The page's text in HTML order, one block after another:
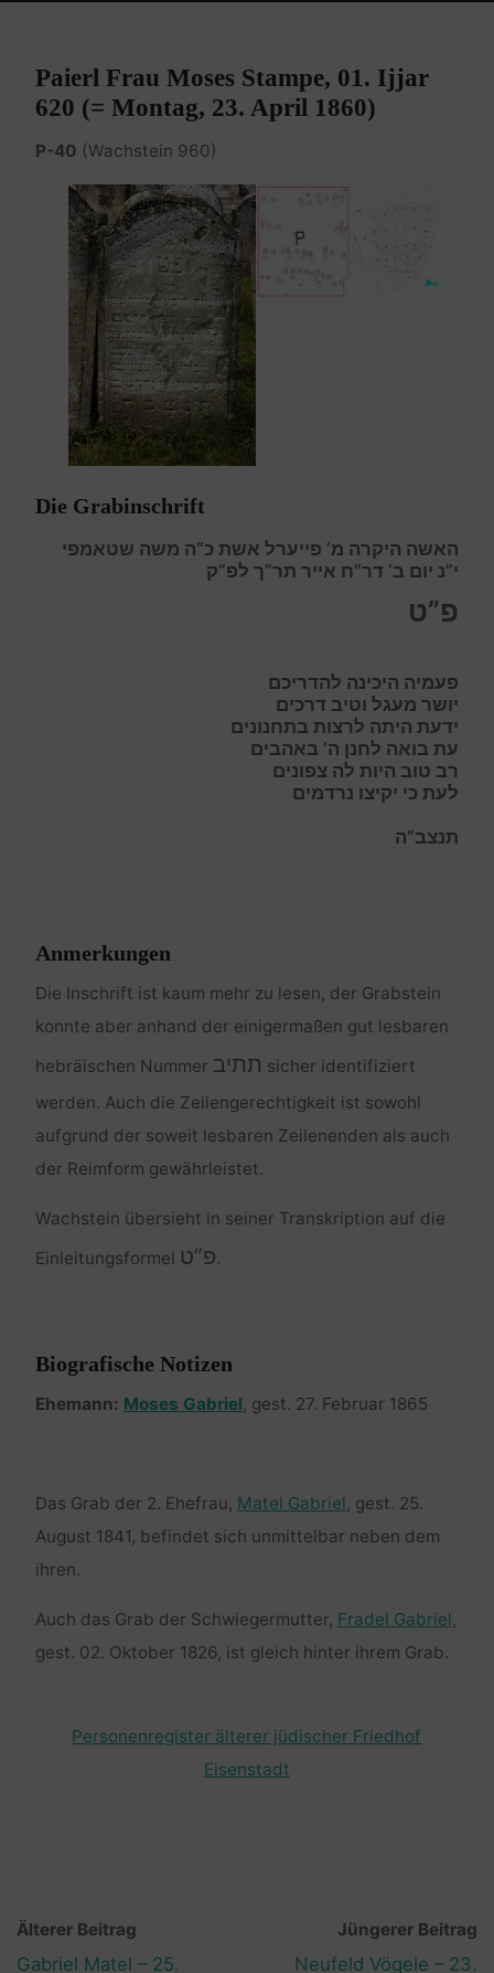
Paierl Frau Moses Stampe, 01. Ijjar
620 (= Montag, 23. April 1860)
P-40 (Wachstein 960)
Die Grabinschrift
האשה היקרה מ’ פייערל אשת כ”ה משה שטאמפי
י”נ יום ב’ דר”ח אייר תר”ך לפ”ק
פ”ט
פעמיה היכינה להדריכם
יושר מעגל וטיב דרכים
ידעת היתה לרצות בתחנונים
עת בואה לחנן ה’ באהבים
רב טוב היות לה צפונים
לעת כי יקיצו נרדמים
תנצב”ה
Anmerkungen
Die Inschrift ist kaum mehr zu lesen, der Grabstein
konnte aber anhand der einigermaßen gut lesbaren
hebräischen Nummer תתיב sicher identifiziert
werden. Auch die Zeilengerechtigkeit ist sowohl
aufgrund der soweit lesbaren Zeilenenden als auch
der Reimform gewährleistet.
Wachstein übersieht in seiner Transkription auf die
Einleitungsformel פ”ט.
Biografische Notizen
Ehemann: Moses Gabriel, gest. 27. Februar 1865
Das Grab der 2. Ehefrau, Matel Gabriel, gest. 25.
August 1841, befindet sich unmittelbar neben dem
ihren.
Auch das Grab der Schwiegermutter, Fradel Gabriel,
gest. 02. Oktober 1826, ist gleich hinter ihrem Grab.
Personenregister älterer jüdischer Friedhof
Eisenstadt
Älterer Beitrag
Gabriel Matel – 25.
Jüngerer Beitrag
Neufeld Vögele – 23.